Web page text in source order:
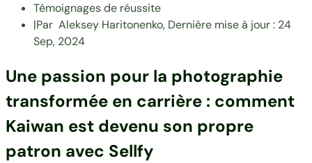
Témoignages de réussite
|Par Aleksey Haritonenko, Dernière mise à jour : 24
Sep, 2024
Une passion pour la photographie
transformée en carrière : comment
Kaiwan est devenu son propre
patron avec Sellfy